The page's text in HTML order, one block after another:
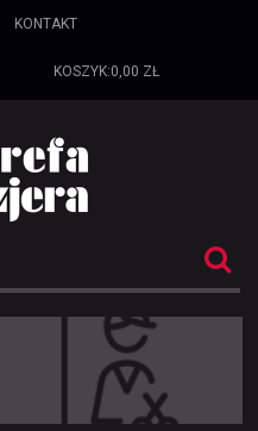
KONTAKT
KOSZYK:0,00 ZŁ